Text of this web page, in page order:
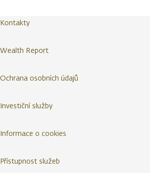
Kontakty
Wealth Report
Ochrana osobních údajů
Investiční služby
Informace o cookies
Přístupnost služeb